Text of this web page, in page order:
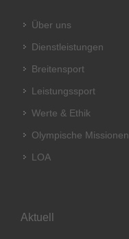
Über uns
Dienstleistungen
Breitensport
Leistungssport
Werte & Ethik
Olympische Missionen
LOA
Aktuell